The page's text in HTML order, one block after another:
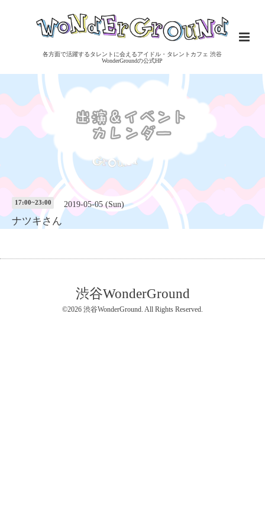
各方面で活躍するタレントに会えるアイドル・タレントカフェ 渋谷
WonderGroundの公式HP
17:00~23:00 2019-05-05 (Sun)
ナツキさん
渋谷WonderGround
©2026 渋谷WonderGround. All Rights Reserved.